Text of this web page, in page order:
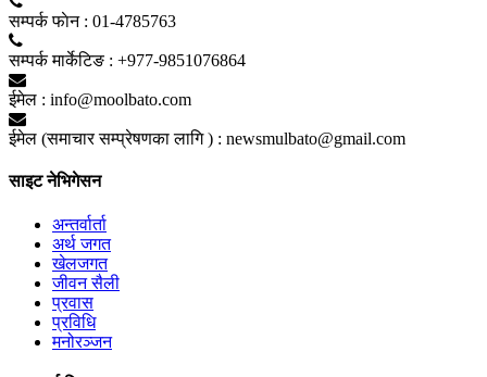
सम्पर्क फाेन : 01-4785763
सम्पर्क मार्केटिङ : +977-9851076864
ईमेल : info@moolbato.com
ईमेल (समाचार सम्प्रेषणका लागि ) : newsmulbato@gmail.com
साइट नेभिगेसन
अन्तर्वार्ता
अर्थ जगत
खेलजगत
जीवन सैली
प्रवास
प्रविधि
मनोरञ्जन